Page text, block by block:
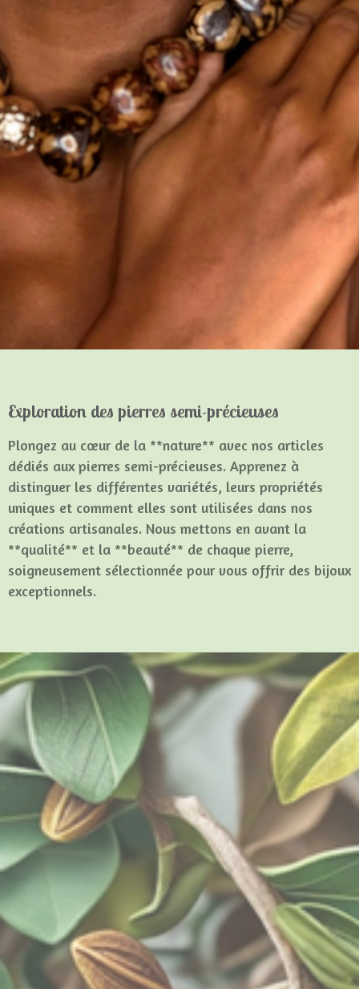
Exploration des pierres semi-précieuses
Plongez au cœur de la **nature** avec nos articles
dédiés aux pierres semi-précieuses. Apprenez à
distinguer les différentes variétés, leurs propriétés
uniques et comment elles sont utilisées dans nos
créations artisanales. Nous mettons en avant la
**qualité** et la **beauté** de chaque pierre,
soigneusement sélectionnée pour vous offrir des bijoux
exceptionnels.